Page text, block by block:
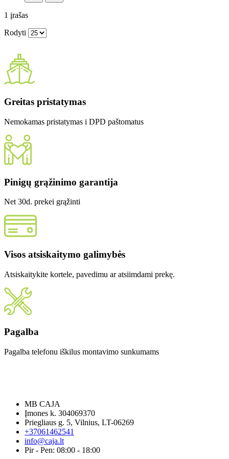
1 įrašas
Rodyti
Greitas pristatymas
Nemokamas pristatymas i DPD paštomatus
Pinigų grąžinimo garantija
Net 30d. prekei grąžinti
Visos atsiskaitymo galimybės
Atsiskaitykite kortele, pavedimu ar atsiimdami prekę.
Pagalba
Pagalba telefonu iškilus montavimo sunkumams
MB CAJA
Įmones k. 304069370
Priegliaus g. 5, Vilnius, LT-06269
+37061462541
info@caja.lt
Pir - Pen: 08:00 - 18:00